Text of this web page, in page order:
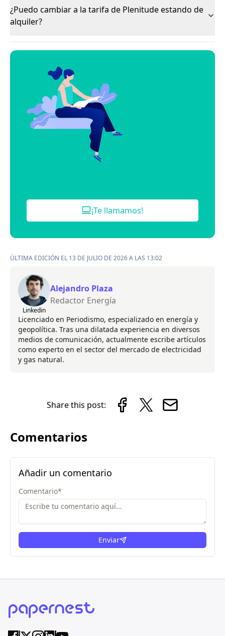
¿Puedo cambiar a la tarifa de Plenitude estando de
alquiler?
¡Te llamamos!
ÚLTIMA EDICIÓN EL 13 DE JULIO DE 2026 A LAS 13:02
Linkedin
Alejandro Plaza
Redactor Energía
Licenciado en Periodismo, especializado en energía y
geopolítica. Tras una dilatada experiencia en diversos
medios de comunicación, actualmente escribe artículos
como experto en el sector del mercado de electricidad
y gas natural.
Share this post:
Comentarios
Añadir un comentario
Comentario*
Enviar